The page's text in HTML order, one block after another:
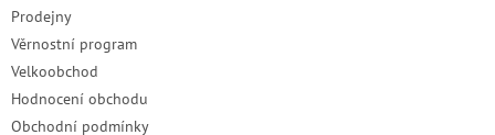
Prodejny
Věrnostní program
Velkoobchod
Hodnocení obchodu
Obchodní podmínky